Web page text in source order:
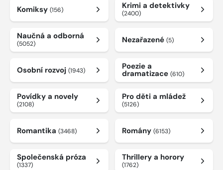
Komiksy (156) Krimi a detektivky
(2400)
Naučná a odborná
(5052) Nezařazené (5)
Osobní rozvoj (1943) Poezie a
dramatizace (610)
Povídky a novely
(2108)
Pro děti a mládež
(5126)
Romantika (3468) Romány (6153)
Společenská próza
(1337)
Thrillery a horory
(1762)